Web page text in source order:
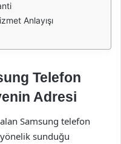
Anlayışı
Telefon
Adresi
Samsung telefon
yönelik sunduğu